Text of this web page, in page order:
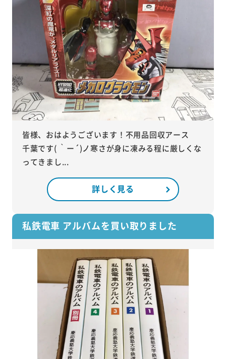
皆様、おはようございます！不用品回収アース
千葉です( ｀ー´)ノ寒さが身に凍みる程に厳しくな
ってきまし...
詳しく見る
私鉄電車 アルバムを買い取りました